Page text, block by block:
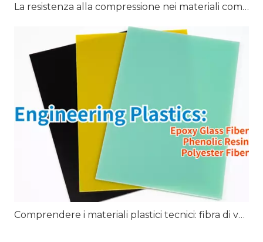
La resistenza alla compressione nei materiali compositi promuove l'innovazione e l'affidabilità
Comprendere i materiali plastici tecnici: fibra di vetro epossidica, resina fenolica, fibra di poliestere e altro ancora